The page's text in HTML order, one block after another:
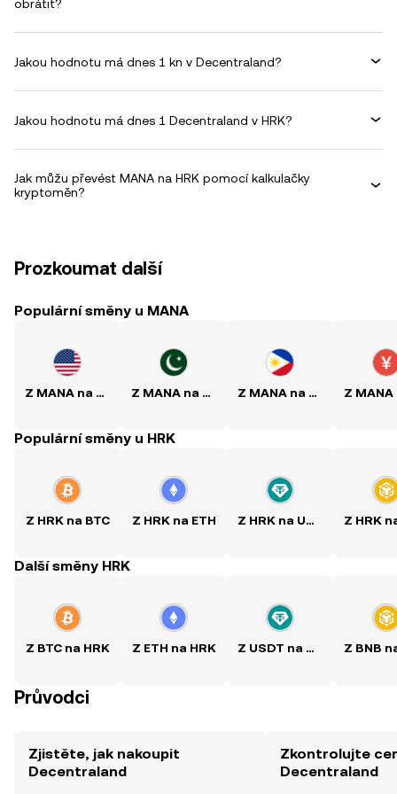
obrátit?
Jakou hodnotu má dnes 1 kn v Decentraland?
Jakou hodnotu má dnes 1 Decentraland v HRK?
Jak můžu převést MANA na HRK pomocí kalkulačky
kryptoměn?
Prozkoumat další
Populární směny u MANA
Z MANA na USD Z MANA na PKR Z MANA na PHP
Populární směny u HRK
Z HRK na BTC Z HRK na ETH Z HRK na USDT
Další směny HRK
Z BTC na HRK Z ETH na HRK Z USDT na HRK
Průvodci
Zjistěte, jak nakoupit
Decentraland
Zkontrolujte
Decentraland